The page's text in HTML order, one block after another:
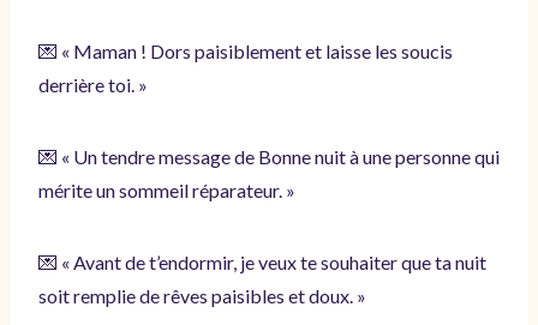
💌 « Maman ! Dors paisiblement et laisse les soucis
derrière toi. »
💌 « Un tendre message de Bonne nuit à une personne qui
mérite un sommeil réparateur. »
💌 « Avant de t’endormir, je veux te souhaiter que ta nuit
soit remplie de rêves paisibles et doux. »